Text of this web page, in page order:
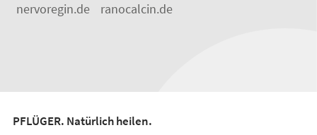
nervoregin.de
ranocalcin.de
PFLÜGER. Natürlich heilen.